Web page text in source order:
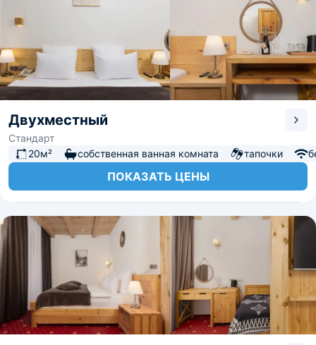
Двухместный
Стандарт
20м²
собственная ванная комната тапочки
ПОКАЗАТЬ ЦЕНЫ